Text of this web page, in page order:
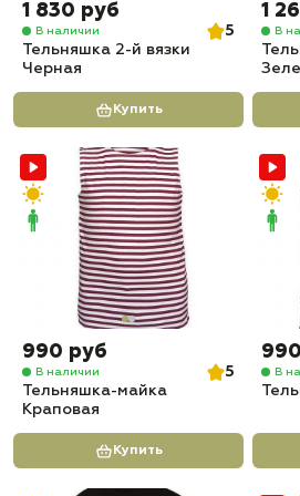
1 830 руб
В наличии
5
Тельняшка 2-й вязки
Черная
Купить
1
В
990 руб
В наличии
5
Тельняшка-майка
Краповая
Купить
В